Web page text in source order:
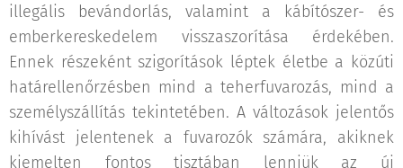
illegális bevándorlás, valamint a kábítószer- és
emberkereskedelem visszaszorítása érdekében.
Ennek részeként szigorítások léptek életbe a közúti
határellenőrzésben mind a teherfuvarozás, mind a
személyszállítás tekintetében. A változások jelentős
kihívást jelentenek a fuvarozók számára, akiknek
kiemelten fontos tisztában lenniük az új